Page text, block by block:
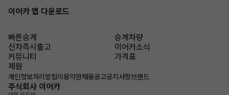
이어카 앱 다운로드
빠른승계
승계차량
신차즉시출고
이어카소식
커뮤니티
가격표
제원
개인정보처리방침이용약관채용공고공지사항브랜드
주식회사 이어카